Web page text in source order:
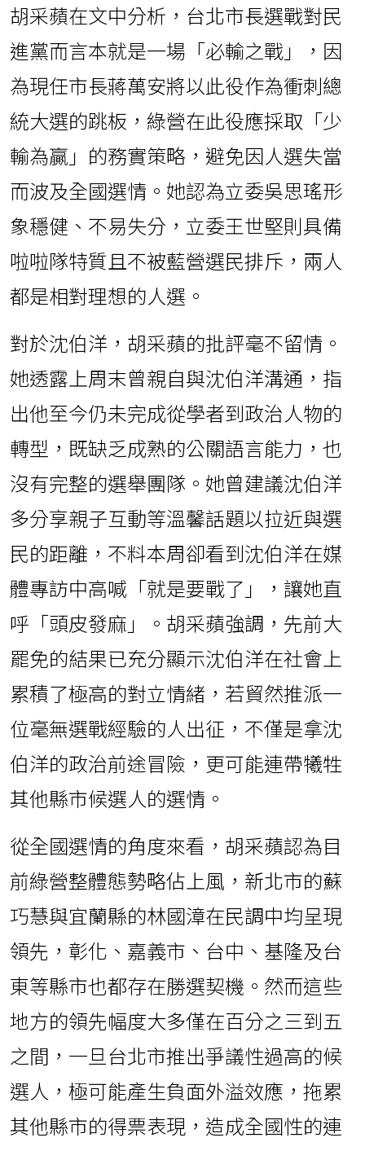
胡采蘋在文中分析，台北市長選戰對民
進黨而言本就是一場「必輸之戰」，因
為現任市長蔣萬安將以此役作為衝刺總
統大選的跳板，綠營在此役應採取「少
輸為贏」的務實策略，避免因人選失當
而波及全國選情。她認為立委吳思瑤形
象穩健、不易失分，立委王世堅則具備
啦啦隊特質且不被藍營選民排斥，兩人
都是相對理想的人選。
對於沈伯洋，胡采蘋的批評毫不留情。
她透露上周末曾親自與沈伯洋溝通，指
出他至今仍未完成從學者到政治人物的
轉型，既缺乏成熟的公關語言能力，也
沒有完整的選舉團隊。她曾建議沈伯洋
多分享親子互動等溫馨話題以拉近與選
民的距離，不料本周卻看到沈伯洋在媒
體專訪中高喊「就是要戰了」，讓她直
呼「頭皮發麻」。胡采蘋強調，先前大
罷免的結果已充分顯示沈伯洋在社會上
累積了極高的對立情緒，若貿然推派一
位毫無選戰經驗的人出征，不僅是拿沈
伯洋的政治前途冒險，更可能連帶犧牲
其他縣市候選人的選情。
從全國選情的角度來看，胡采蘋認為目
前綠營整體態勢略佔上風，新北市的蘇
巧慧與宜蘭縣的林國漳在民調中均呈現
領先，彰化、嘉義市、台中、基隆及台
東等縣市也都存在勝選契機。然而這些
地方的領先幅度大多僅在百分之三到五
之間，一旦台北市推出爭議性過高的候
選人，極可能產生負面外溢效應，拖累
其他縣市的得票表現，造成全國性的連